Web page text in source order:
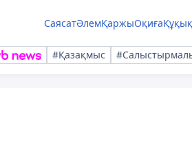
СаясатӘлемҚаржыОқиғаҚұқық
#Қазақмыс